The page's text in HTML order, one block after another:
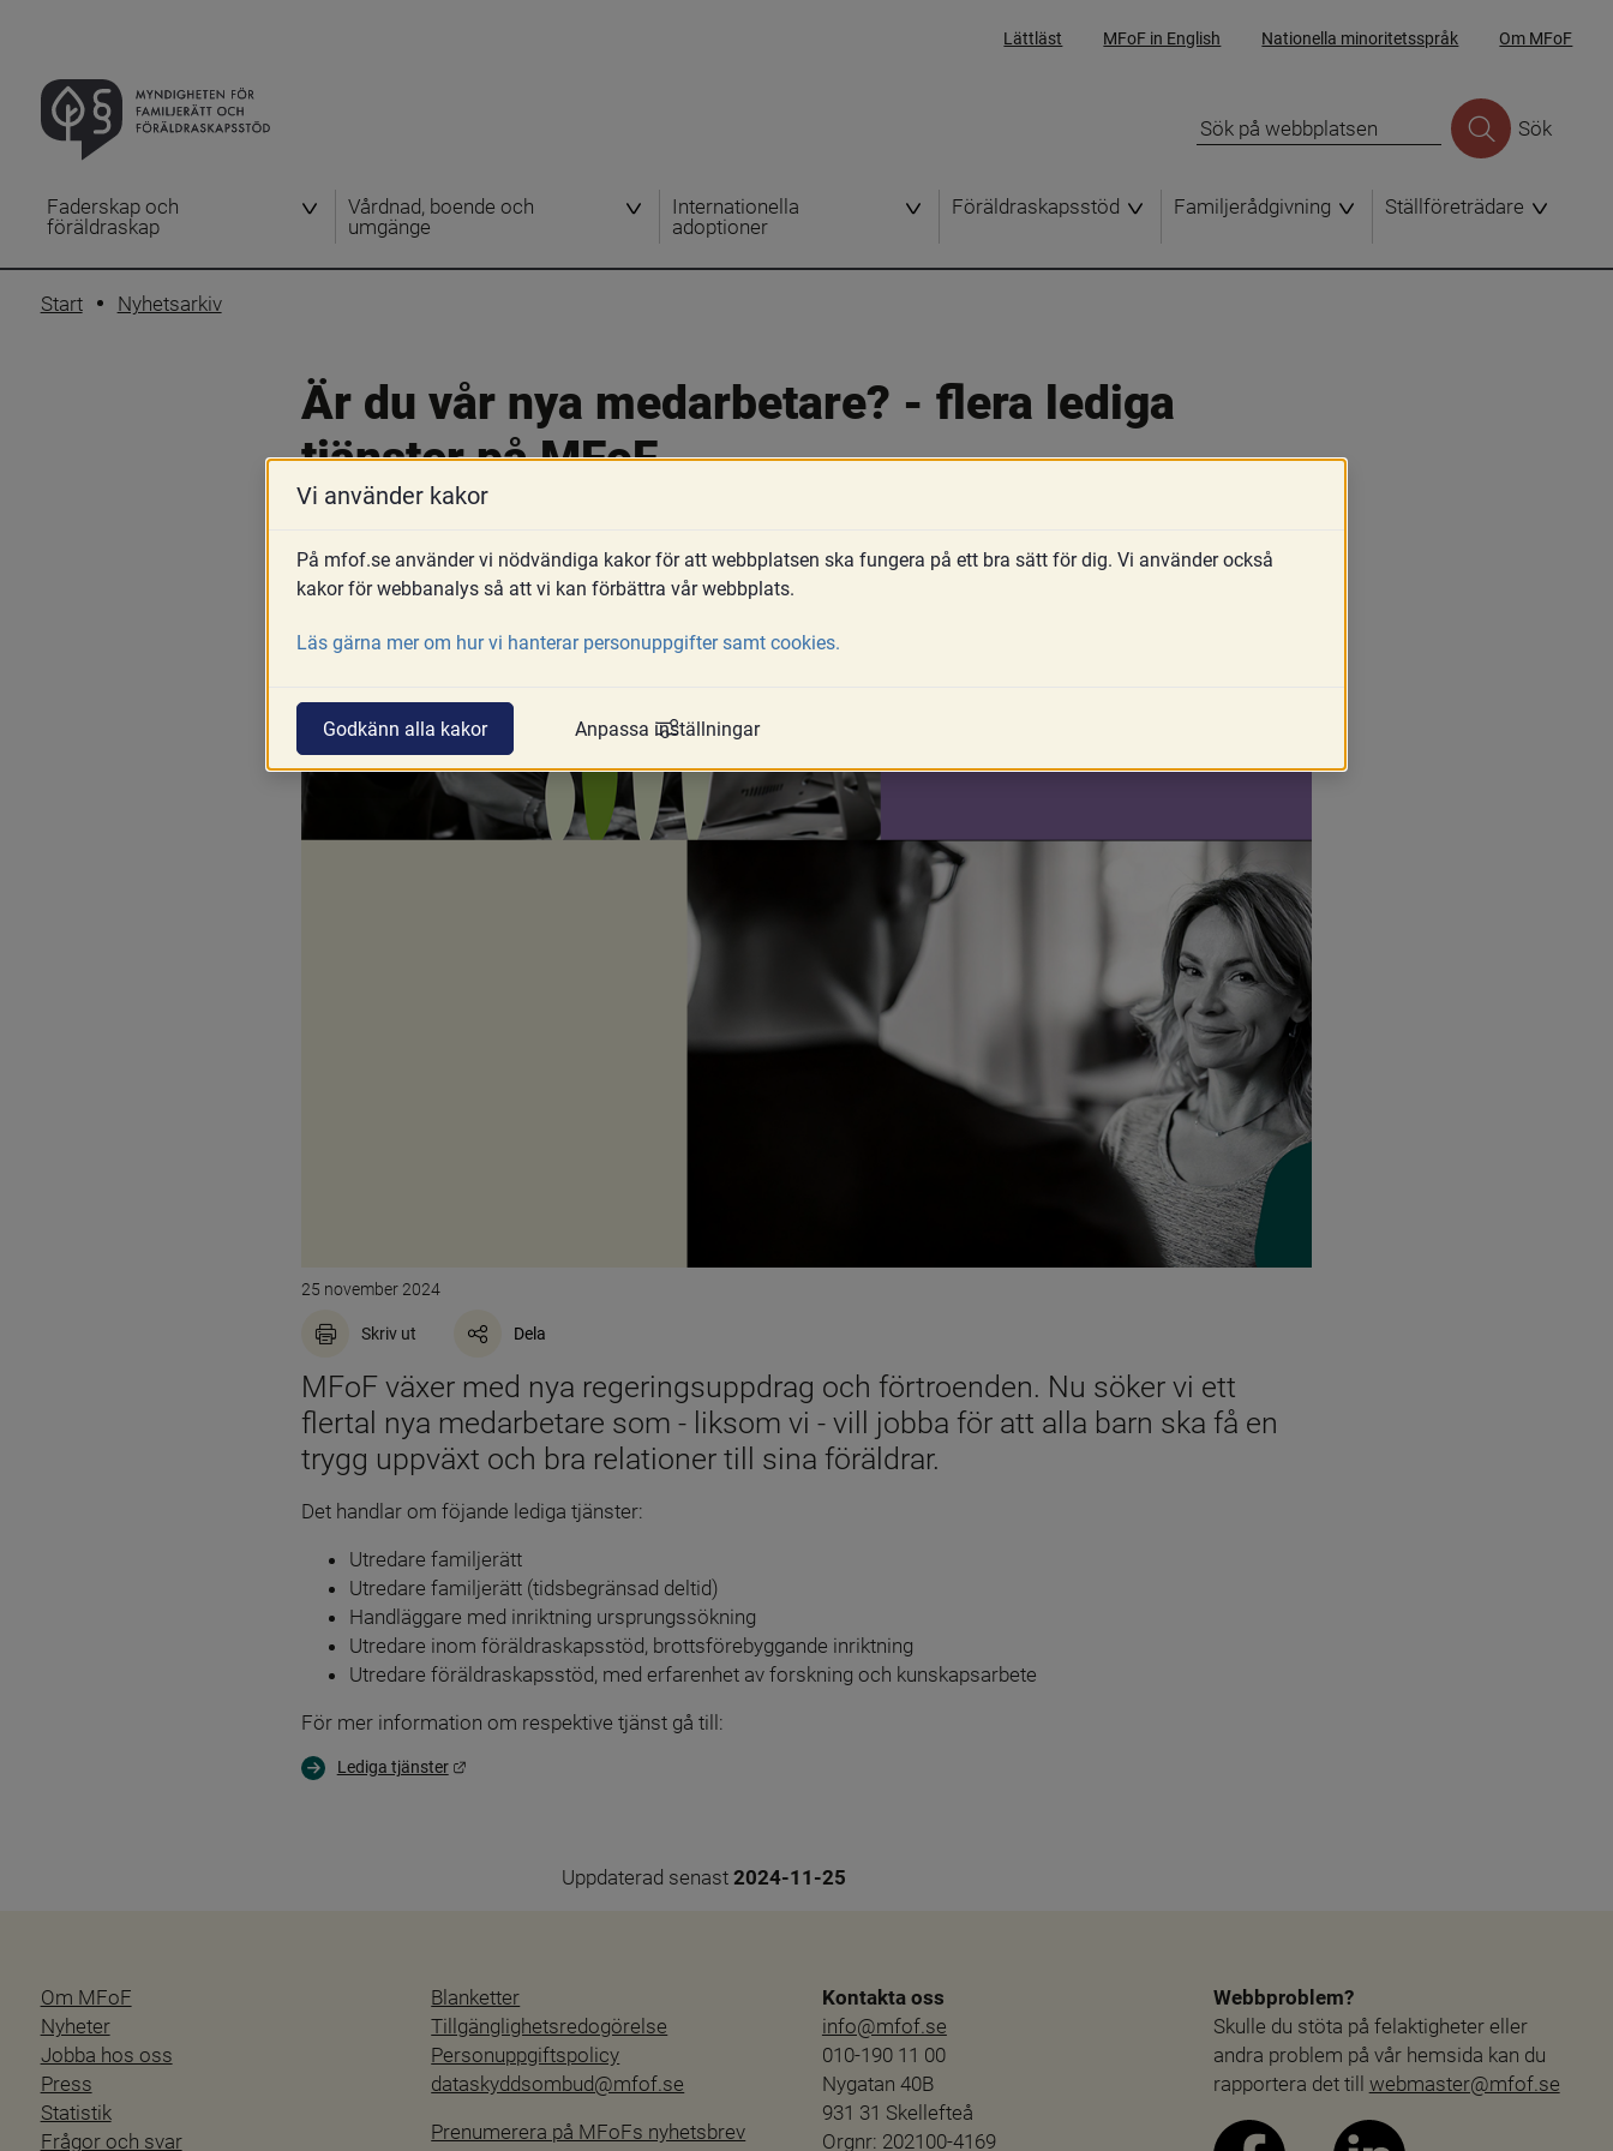
Lättläst MFoF in English Nationella minoritetsspråk Om MFoF
Sök
Faderskap och
föräldraskap
Vårdnad, boende och
umgänge
Internationella
adoptioner
Föräldraskapsstöd Familjerådgivning Ställföreträdare
Start Nyhetsarkiv
Är du vår nya medarbetare? - flera lediga
tjänster på MFoF
25 november 2024
Skriv ut
Dela
MFoF växer med nya regeringsuppdrag och förtroenden. Nu söker vi ett
flertal nya medarbetare som - liksom vi - vill jobba för att alla barn ska få en
trygg uppväxt och bra relationer till sina föräldrar.
Det handlar om föjande lediga tjänster:
Utredare familjerätt
Utredare familjerätt (tidsbegränsad deltid)
Handläggare med inriktning ursprungssökning
Utredare inom föräldraskapsstöd, brottsförebyggande inriktning
Utredare föräldraskapsstöd, med erfarenhet av forskning och kunskapsarbete
För mer information om respektive tjänst gå till:
Lediga tjänster
Uppdaterad senast 2024-11-25
Om MFoF
Nyheter
Jobba hos oss
Press
Statistik
Frågor och svar
Blanketter
Tillgänglighetsredogörelse
Personuppgiftspolicy
dataskyddsombud@mfof.se
Prenumerera på MFoFs nyhetsbrev
Kontakta oss
info@mfof.se
010-190 11 00
Nygatan 40B
931 31 Skellefteå
Orgnr: 202100-4169
Webbproblem?
Skulle du stöta på felaktigheter eller
andra problem på vår hemsida kan du
rapportera det till webmaster@mfof.se
Vi använder kakor
På mfof.se använder vi nödvändiga kakor för att webbplatsen ska fungera på ett bra sätt för dig. Vi använder också
kakor för webbanalys så att vi kan förbättra vår webbplats.
Läs gärna mer om hur vi hanterar personuppgifter samt cookies.
Godkänn alla kakor Anpassa inställningar